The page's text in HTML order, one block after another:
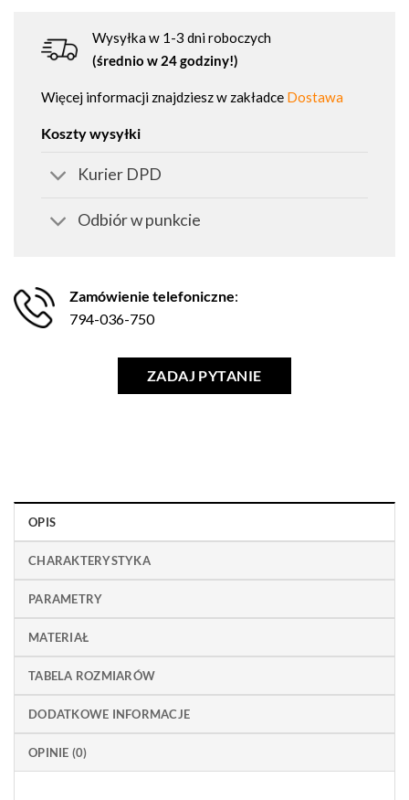
Wysyłka w 1-3 dni roboczych
(średnio w 24 godziny!)
Więcej informacji znajdziesz w zakładce Dostawa
Koszty wysyłki
Kurier DPD
Odbiór w punkcie
Zamówienie telefoniczne:
794-036-750
ZADAJ PYTANIE
OPIS
CHARAKTERYSTYKA
PARAMETRY
MATERIAŁ
TABELA ROZMIARÓW
DODATKOWE INFORMACJE
OPINIE (0)